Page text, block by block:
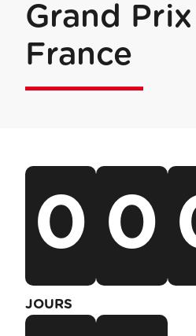
Grand
France
0 0
JOURS